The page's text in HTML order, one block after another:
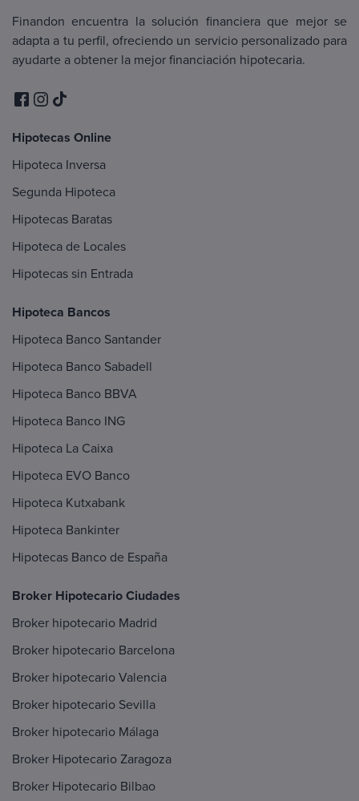
Finandon encuentra la solución financiera que mejor se
adapta a tu perfil, ofreciendo un servicio personalizado para
ayudarte a obtener la mejor financiación hipotecaria.
Hipotecas Online
Hipoteca Inversa
Segunda Hipoteca
Hipotecas Baratas
Hipoteca de Locales
Hipotecas sin Entrada
Hipoteca Bancos
Hipoteca Banco Santander
Hipoteca Banco Sabadell
Hipoteca Banco BBVA
Hipoteca Banco ING
Hipoteca La Caixa
Hipoteca EVO Banco
Hipoteca Kutxabank
Hipoteca Bankinter
Hipotecas Banco de España
Broker Hipotecario Ciudades
Broker hipotecario Madrid
Broker hipotecario Barcelona
Broker hipotecario Valencia
Broker hipotecario Sevilla
Broker hipotecario Málaga
Broker Hipotecario Zaragoza
Broker Hipotecario Bilbao